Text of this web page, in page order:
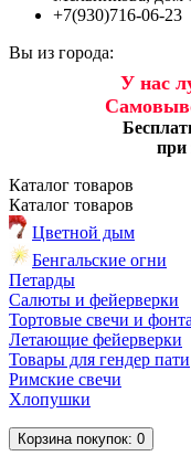
+7(930)716-06-23
Вы из города:
У нас
при
Каталог товаров
Каталог товаров
Цветной дым
Бенгальские огни
Петарды
Салюты и фейерверки
Тортовые свечи и
Летающие фейерверки
Товары для гендер пати
Римские свечи
Хлопушки
Корзинапокупок: 0